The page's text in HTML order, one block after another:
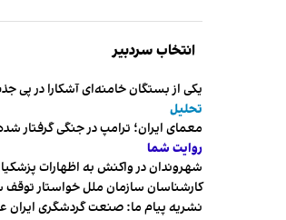
انتخاب سردبیر
یکی از بستگان خامنه‌ای آشکارا در پی
تحلیل
معمای ایران؛ ترامپ در جنگی گرفتار
روایت شما
شهروندان در واکنش به اظهارات پزشکیان
کارشناسان سازمان ملل خواستار توقف
نشریه پیام ما: صنعت گردشگری